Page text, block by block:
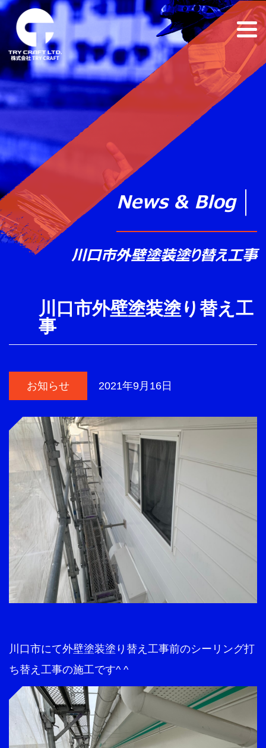
News & Blog
川口市外壁塗装塗り替え工事
川口市外壁塗装塗り替え工
事
お知らせ 2021年9月16日
川口市にて外壁塗装塗り替え工事前のシーリング打
ち替え工事の施工です^ ^